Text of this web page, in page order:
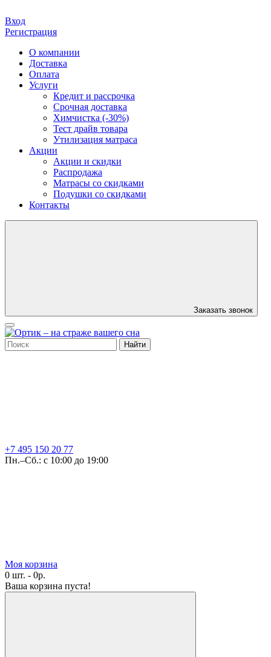
Вход
Регистрация
О компании
Доставка
Оплата
Услуги
Кредит и рассрочка
Срочная доставка
Химчистка (-30%)
Тест драйв товара
Утилизация матраса
Акции
Акции и скидки
Распродажа
Матрасы со скидками
Подушки со скидками
Контакты
Заказать звонок
Найти
+7 495 150 20 77
Пн.–Сб.: с 10:00 до 19:00
Моя корзина
0 шт. - 0р.
Ваша корзина пуста!